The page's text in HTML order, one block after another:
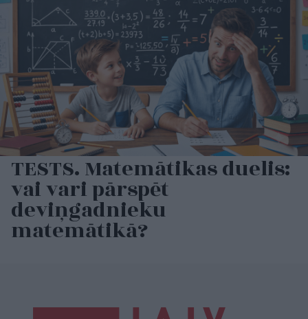
TESTS. Matemātikas duelis:
vai vari pārspēt
deviņgadnieku
matemātikā?